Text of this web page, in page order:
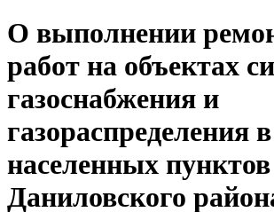
О выполнении
работ на объектах
газоснабжения и
газораспределения
населенных пунктов
Даниловского